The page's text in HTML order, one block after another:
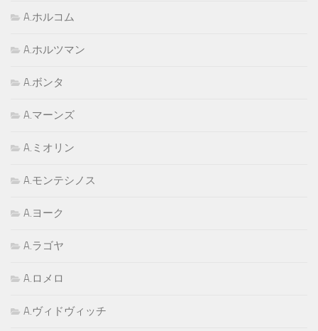
A.ホルコム
A.ホルツマン
A.ボンタ
A.マーンズ
A.ミオリン
A.モンテシノス
A.ヨーク
A.ラゴヤ
A.ロメロ
A.ヴィドヴィッチ